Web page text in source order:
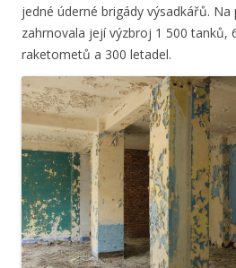
jedné úderné brigády výsadkářů.
zahrnovala její výzbroj 1 500 tanků,
raketometů a 300 letadel.